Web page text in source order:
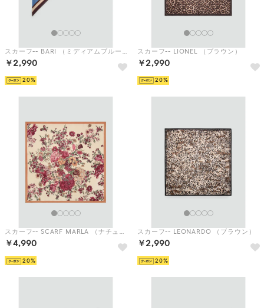
スカーフ-- BARI （ミディアムブルー）
￥2,990
20
スカーフ-- LIONEL （ブラウン）
￥2,990
20
スカーフ-- SCARF MARLA （ナチュラルホワイト）
￥4,990
20
スカーフ-- LEONARDO （ブラウン）
￥2,990
20